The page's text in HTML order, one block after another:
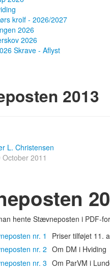
krolf - 2026/2027
2026
2026
Skrave - Aflyst
2013
L. Christensen
2011
hente Stævneposten i PDF-
nr. 1
Priser tilføjet 11.
nr. 2 Om DM i Hviding
nr. 3 Om ParVM i